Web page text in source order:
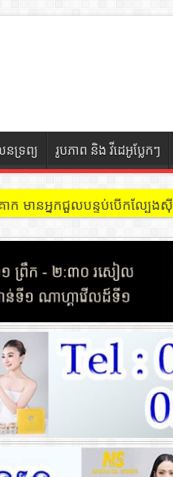
ទ្រព្យ រូបភាព និង វីដេអូប្លែកៗ
ក មានអ្នកជួលបន្ទប់បើកល្បែ